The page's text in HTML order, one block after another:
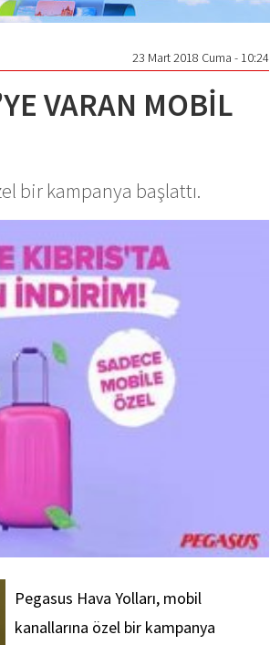
23 Mart 2018 Cuma - 10:24
VARAN MOBİL
bir kampanya başlattı.
Pegasus Hava Yolları, mobil
kanallarına özel bir kampanya